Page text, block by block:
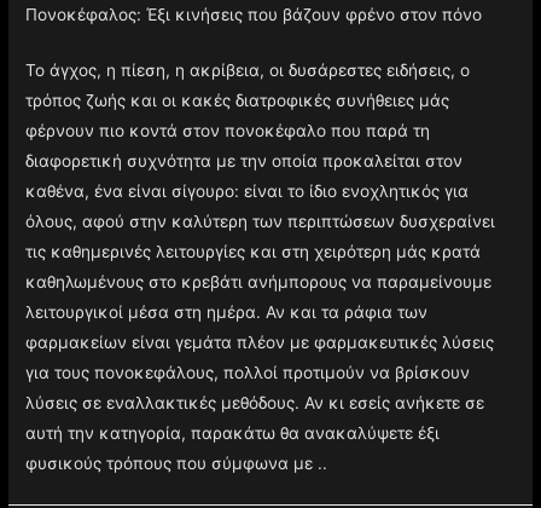
Πονοκέφαλος: Έξι κινήσεις που βάζουν φρένο στον πόνο
Το άγχος, η πίεση, η ακρίβεια, οι δυσάρεστες ειδήσεις, ο
τρόπος ζωής και οι κακές διατροφικές συνήθειες μάς
φέρνουν πιο κοντά στον πονοκέφαλο που παρά τη
διαφορετική συχνότητα με την οποία προκαλείται στον
καθένα, ένα είναι σίγουρο: είναι το ίδιο ενοχλητικός για
όλους, αφού στην καλύτερη των περιπτώσεων δυσχεραίνει
τις καθημερινές λειτουργίες και στη χειρότερη μάς κρατά
καθηλωμένους στο κρεβάτι ανήμπορους να παραμείνουμε
λειτουργικοί μέσα στη ημέρα. Αν και τα ράφια των
φαρμακείων είναι γεμάτα πλέον με φαρμακευτικές λύσεις
για τους πονοκεφάλους, πολλοί προτιμούν να βρίσκουν
λύσεις σε εναλλακτικές μεθόδους. Αν κι εσείς ανήκετε σε
αυτή την κατηγορία, παρακάτω θα ανακαλύψετε έξι
φυσικούς τρόπους που σύμφωνα με ..